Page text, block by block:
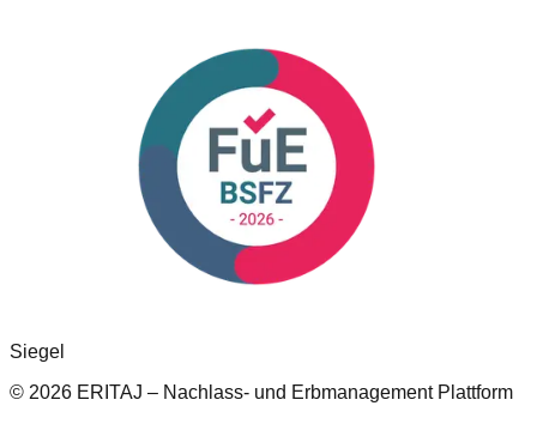
Siegel
© 2026 ERITAJ – Nachlass- und Erbmanagement Plattform